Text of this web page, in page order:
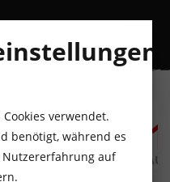
MO
10
AUGUST
DI
11
AUGUST
verwendet.
benötigt, während es
auf